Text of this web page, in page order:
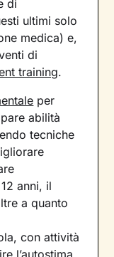
di
ultimi solo
medica) e,
di
training.
per
abilità
tecniche
anni, il
a quanto
con attività